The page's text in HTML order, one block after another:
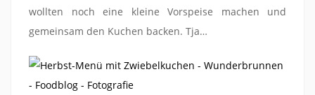
wollten noch eine kleine Vorspeise machen und
gemeinsam den Kuchen backen. Tja…